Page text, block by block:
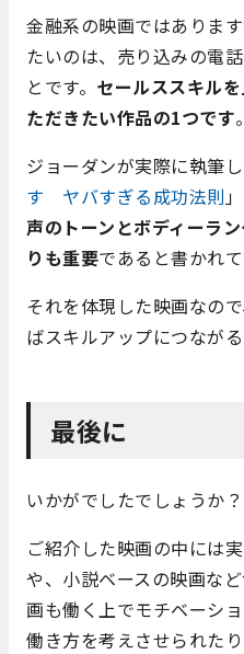
金融系の映画ではありま
たいのは、売り込みの電
とです。 セールススキル
ただきたい作品の1つです。
ジョーダンが実際に執筆
す ヤバすぎる成功法則
声のトーンとボディーラ
りも重要であると書かれて
それを体現した映画なの
ばスキルアップにつなが
最後に
いかがでしたでしょうか？
ご紹介した映画の中には
や、小説ベースの映画な
画も働く上でモチベーシ
働き方を考えさせられた